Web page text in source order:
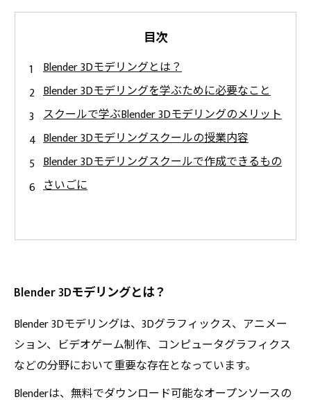
目次
Blender 3Dモデリングとは？
Blender 3Dモデリングを学ぶために必要なこと
スクールで学ぶBlender 3Dモデリングのメリット
Blender 3Dモデリングスクールの授業内容
Blender 3Dモデリングスクールで作成できるもの
さいごに
Blender 3Dモデリングとは？
Blender 3Dモデリングは、3Dグラフィックス、アニメー
ション、ビデオゲーム制作、コンピュータグラフィクス
などの分野において重要な存在となっています。
Blenderは、無料でダウンロード可能なオープンソースの